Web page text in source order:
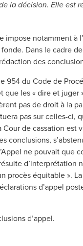
la décision. Elle est
impose notamment à
Dans le cadre
des
954 du Code de
les « dire et juger
pas de droit à la
pas sur celles-ci,
de cassation est
conclusions,
ne pouvait que
d’interprétation
procès équitable ».
d’appel
d’appel.